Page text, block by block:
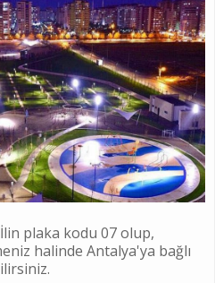
İlin plaka kodu 07 olup,
halinde Antalya'ya bağlı